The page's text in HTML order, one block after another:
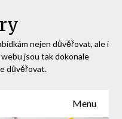
nejen důvěřovat, ale i
jsou tak dokonale
důvěřovat.
Menu